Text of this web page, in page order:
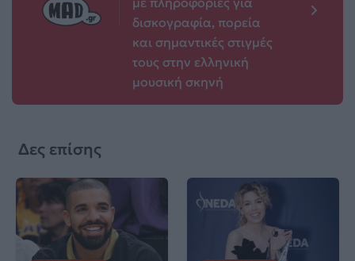
δισκογραφία, πορεία
και σημαντικές στιγμές
τους στην ελληνική
μουσική σκηνή
Δες επίσης